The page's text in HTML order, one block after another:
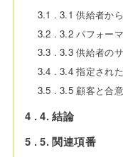
3.1
3.1 供給者か
3.2
3.2 パフォー
3.3
3.3 供給者の
3.4
3.4 指定され
3.5
3.5 顧客と合
4
4. 結論
5
5. 関連項番